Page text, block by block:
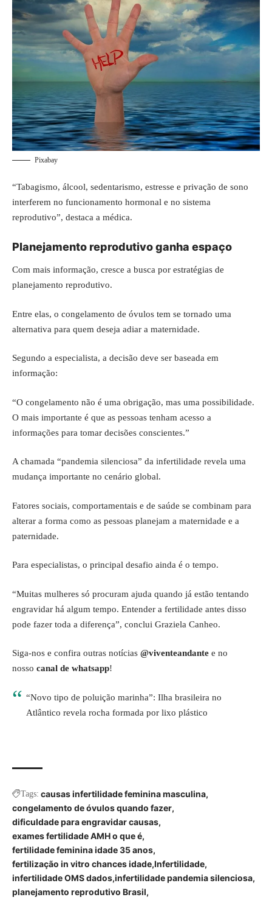
Pixabay
“Tabagismo, álcool, sedentarismo, estresse e privação de sono
interferem no funcionamento hormonal e no sistema
reprodutivo”, destaca a médica.
Planejamento reprodutivo ganha espaço
Com mais informação, cresce a busca por estratégias de
planejamento reprodutivo.
Entre elas, o congelamento de óvulos tem se tornado uma
alternativa para quem deseja adiar a maternidade.
Segundo a especialista, a decisão deve ser baseada em
informação:
“O congelamento não é uma obrigação, mas uma possibilidade.
O mais importante é que as pessoas tenham acesso a
informações para tomar decisões conscientes.”
A chamada “pandemia silenciosa” da infertilidade revela uma
mudança importante no cenário global.
Fatores sociais, comportamentais e de saúde se combinam para
alterar a forma como as pessoas planejam a maternidade e a
paternidade.
Para especialistas, o principal desafio ainda é o tempo.
“Muitas mulheres só procuram ajuda quando já estão tentando
engravidar há algum tempo. Entender a fertilidade antes disso
pode fazer toda a diferença”, conclui Graziela Canheo.
Siga-nos e confira outras notícias @viventeandante e no
nosso canal de whatsapp!
“Novo tipo de poluição marinha”: Ilha brasileira no
Atlântico revela rocha formada por lixo plástico
Tags: causas infertilidade feminina masculina
congelamento de óvulos quando fazer
dificuldade para engravidar causas
exames fertilidade AMH o que é
fertilidade feminina idade 35 anos
fertilização in vitro chances idade Infertilidade
infertilidade OMS dados infertilidade pandemia silenciosa
planejamento reprodutivo Brasil